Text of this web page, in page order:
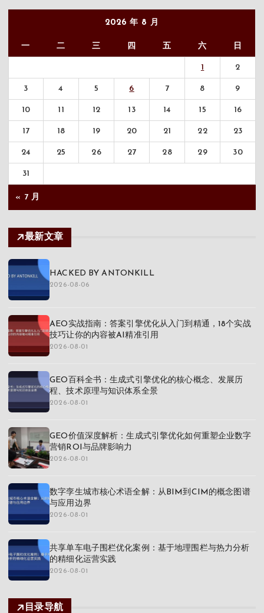
2026 年 8 月
一 二 三 四 五 六 日
1 2
3 4 5 6 7 8 9
10 11 12 13 14 15 16
17 18 19 20 21 22 23
24 25 26 27 28 29 30
31
« 7 月
最新文章
HACKED BY ANTONKILL
2026-08-06
AEO实战指南：答案引擎优化从入门到精通，18个实战
技巧让你的内容被AI精准引用
2026-08-01
GEO百科全书：生成式引擎优化的核心概念、发展历
程、技术原理与知识体系全景
2026-08-01
GEO价值深度解析：生成式引擎优化如何重塑企业数字
营销ROI与品牌影响力
2026-08-01
数字孪生城市核心术语全解：从BIM到CIM的概念图谱
与应用边界
2026-08-01
共享单车电子围栏优化案例：基于地理围栏与热力分析
的精细化运营实践
2026-08-01
目录导航